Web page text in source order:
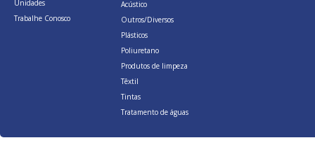
Unidades
Trabalhe Conosco
Acústico
Outros/Diversos
Plásticos
Poliuretano
Produtos de limpeza
Têxtil
Tintas
Tratamento de águas